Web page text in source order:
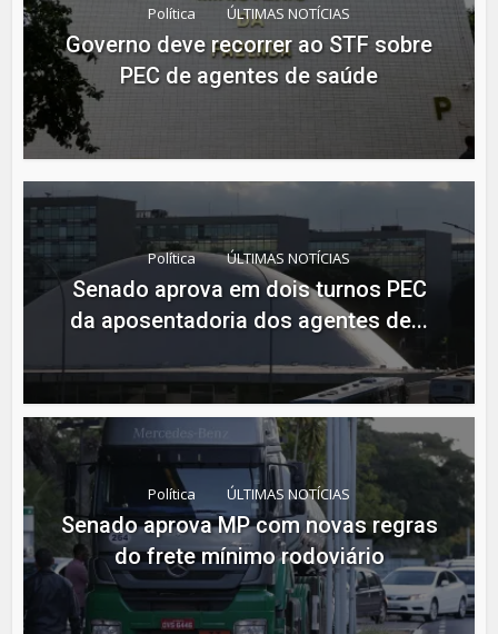
Política ÚLTIMAS NOTÍCIAS
Governo deve recorrer ao STF sobre
PEC de agentes de saúde
Política ÚLTIMAS NOTÍCIAS
Senado aprova em dois turnos PEC
da aposentadoria dos agentes de...
Política ÚLTIMAS NOTÍCIAS
Senado aprova MP com novas regras
do frete mínimo rodoviário